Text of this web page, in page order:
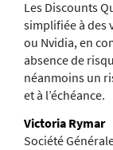
Les Discounts
simplifiée à des
ou Nvidia, en
absence de
néanmoins un
et à l’échéance.
Victoria Rymar
Société